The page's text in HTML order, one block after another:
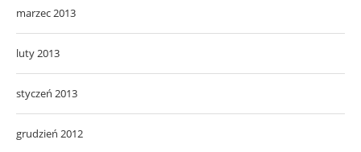
marzec 2013
luty 2013
styczeń 2013
grudzień 2012